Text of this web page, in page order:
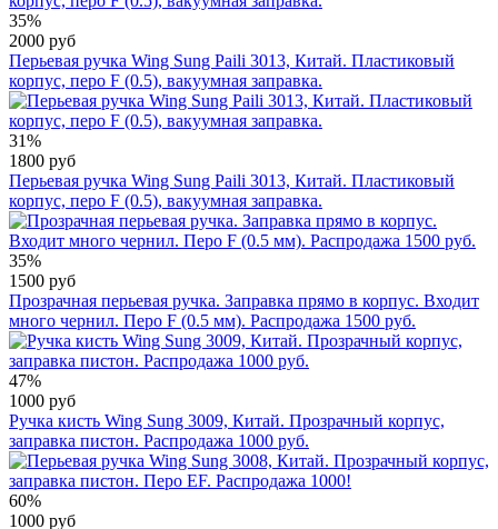
35%
2000 руб
Перьевая ручка Wing Sung Paili 3013, Китай. Пластиковый
корпус, перо F (0.5), вакуумная заправка.
31%
1800 руб
Перьевая ручка Wing Sung Paili 3013, Китай. Пластиковый
корпус, перо F (0.5), вакуумная заправка.
35%
1500 руб
Прозрачная перьевая ручка. Заправка прямо в корпус. Входит
много чернил. Перо F (0.5 мм). Распродажа 1500 руб.
47%
1000 руб
Ручка кисть Wing Sung 3009, Китай. Прозрачный корпус,
заправка пистон. Распродажа 1000 руб.
60%
1000 руб